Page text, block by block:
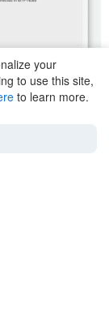
your
to use this site,
to learn more.